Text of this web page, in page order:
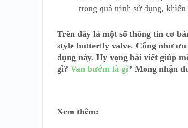
trong quá trình sử dụng,
Trên đây là một số thông tin cơ
style butterfly valve. Cũng như
dụng này. Hy vọng bài viết giúp
gì? Van bướm là gì? Mong nhận
Xem thêm: